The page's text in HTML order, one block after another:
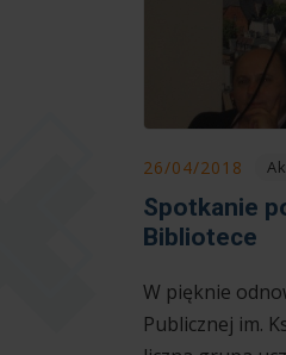
26/04/2018
Spotkanie
Bibliotece
W pięknie
Publicznej im.